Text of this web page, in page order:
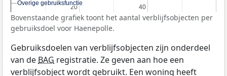
20
20 40
40
Overige gebruiksfunctie
Overige gebruiksfunctie
Bovenstaande grafiek toont het aantal verblijfsobjecten per
gebruiksdoel voor Haenepolle.
Gebruiksdoelen van verblijfsobjecten zijn onderdeel
van de BAG registratie. Ze geven aan hoe een
verblijfsobject wordt gebruikt. Een woning heeft